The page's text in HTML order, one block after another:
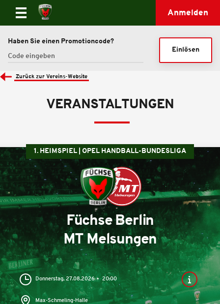
Anmelden
Haben Sie einen Promotioncode?
Einlösen
Zurück zur Vereins-Website
VERANSTALTUNGEN
1. HEIMSPIEL | OPEL HANDBALL-BUNDESLIGA
Füchse Berlin
MT Melsungen
Donnerstag, 27.08.2026 20:00
Max-Schmeling-Halle